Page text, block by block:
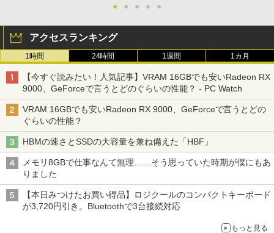
● ● ● ● ●
アクセスランキング
1時間 24時間 1週間 1カ月
【今すぐ読みたい！人気記事】VRAM 16GBでも安いRadeon RX
9000、GeForceで言うとどのぐらいの性能？ - PC Watch
VRAM 16GBでも安いRadeon RX 9000、GeForceで言うとどの
ぐらいの性能？
HBMの速さとSSDの大容量を兼ね備えた「HBF」
メモリ8GBで仕事なんて無理……そう思っていた時期が僕にもあ
りました
【本日みつけたお買い得品】ロジクールのコンパクトキーボード
が3,720円引き。Bluetoothで3台接続対応
もっと見る